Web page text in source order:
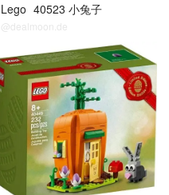
Lego 40523 小兔子
@dealmoon.de